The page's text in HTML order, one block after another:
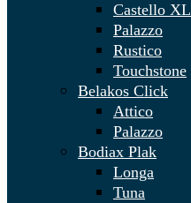
Castello XL
Palazzo
Rustico
Touchstone
Belakos Click
Attico
Palazzo
Bodiax Plak
Longa
Tuna